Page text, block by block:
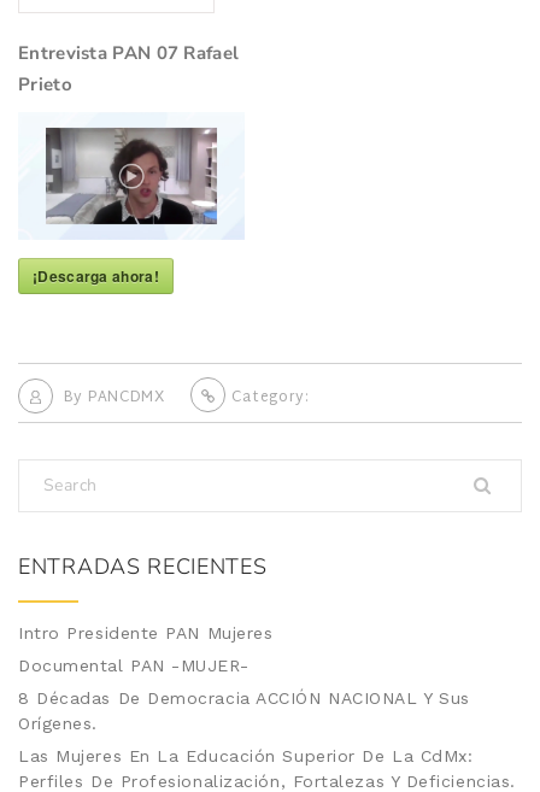
Entrevista PAN 07 Rafael
Prieto
¡Descarga ahora!
By PANCDMX Category:
ENTRADAS RECIENTES
Intro Presidente PAN Mujeres
Documental PAN -MUJER-
8 Décadas De Democracia ACCIÓN NACIONAL Y Sus
Orígenes.
Las Mujeres En La Educación Superior De La CdMx:
Perfiles De Profesionalización, Fortalezas Y Deficiencias.